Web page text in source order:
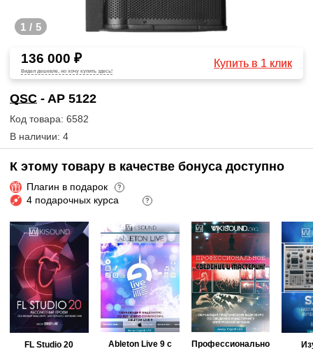
1 / 5
136 000 ₽
Видел дешевле, но хочу купить здесь!
Купить в 1 клик
QSC - AP 5122
Код товара: 6582
В наличии: 4
К этому товару в качестве бонуса доступно
Плагин в подарок ?
4 подарочных курса ?
FL Studio 20
Ableton Live 9 с
Профессионально